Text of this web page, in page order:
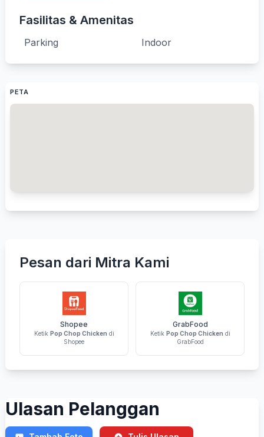
Fasilitas & Amenitas
Parking Indoor
PETA
Pesan dari Mitra Kami
Shopee
Ketik Pop Chop Chicken di
Shopee
GrabFood
Ketik Pop Chop Chicken di
GrabFood
Ulasan Pelanggan